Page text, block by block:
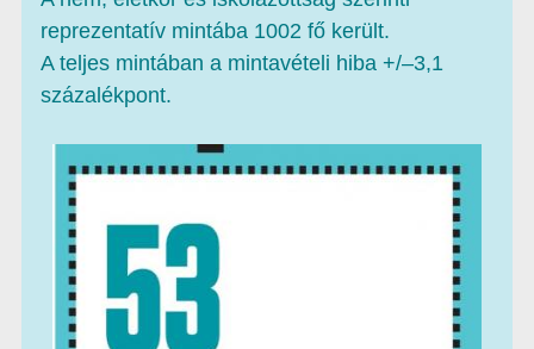
reprezentatív mintába 1002 fő került.
A teljes mintában a mintavételi hiba +/–3,1
százalékpont.